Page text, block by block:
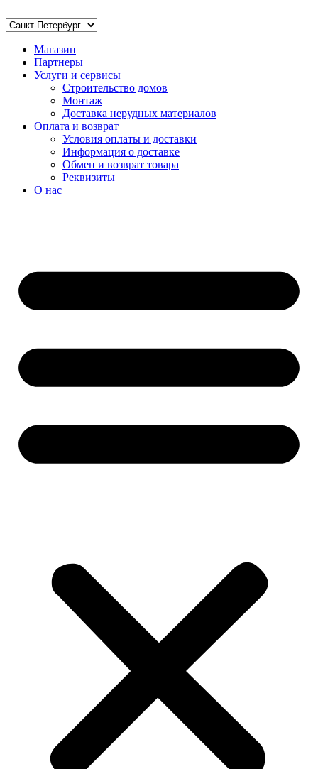
Магазин
Партнеры
Услуги и сервисы
Строительство домов
Монтаж
Доставка нерудных материалов
Оплата и возврат
Условия оплаты и доставки
Информация о доставке
Обмен и возврат товара
Реквизиты
О нас